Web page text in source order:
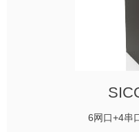
6网口+4串